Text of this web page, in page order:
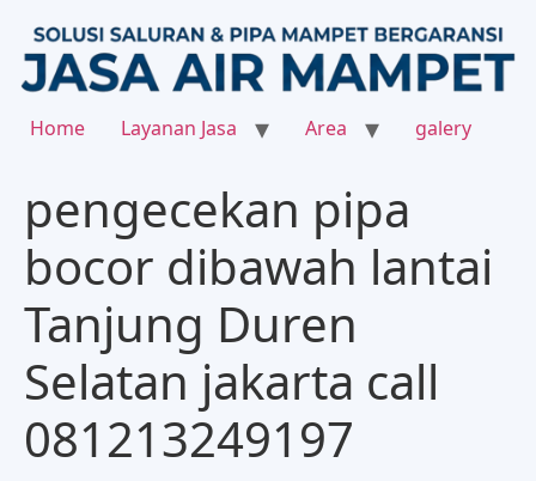
Home Layanan Jasa Area galery
pengecekan pipa
bocor dibawah lantai
Tanjung Duren
Selatan jakarta call
081213249197